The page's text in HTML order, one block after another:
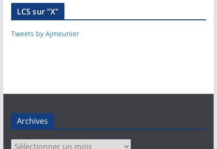
LCS sur "X"
Tweets by Ajmeunier
Archives
Archives